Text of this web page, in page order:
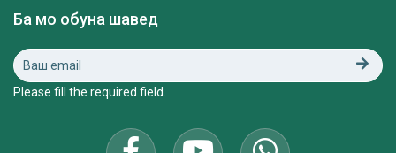
Ба мо обуна шавед
Please fill the required field.